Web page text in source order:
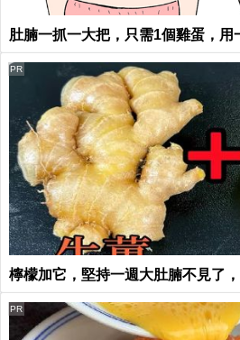
肚腩一抓一大把，只需1個雞蛋，用
檸檬加它，堅持一週大肚腩不見了
PR
PR